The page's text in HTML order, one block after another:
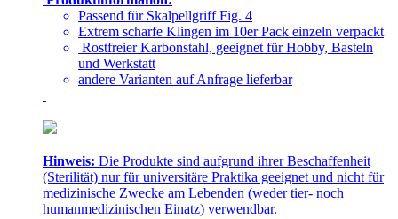
Passend für Skalpellgriff Fig. 4
Extrem scharfe Klingen im 10er Pack einzeln verpackt
Rostfreier Karbonstahl, geeignet für Hobby, Basteln
und Werkstatt
andere Varianten auf Anfrage lieferbar
Hinweis: Die Produkte sind aufgrund ihrer Beschaffenheit
(Sterilität) nur für universitäre Praktika geeignet und nicht für
medizinische Zwecke am Lebenden (weder tier- noch
humanmedizinischen Einatz) verwendbar.